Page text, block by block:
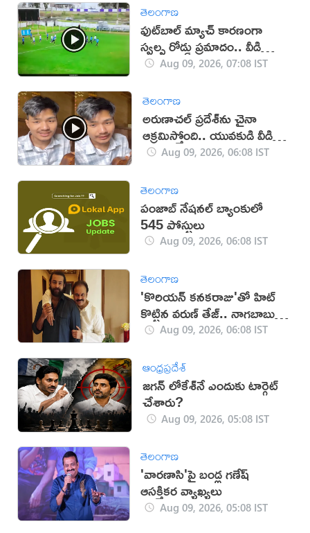
తెలంగాణ
ఫుట్‌బాల్ మ్యాచ్‌ కారణంగా
స్వల్ప రోడ్డు ప్రమాదం.. వీడియో
వైరల్!Aug 09, 2026, 07:08 IST
తెలంగాణ
అరుణాచల్‌ ప్రదేశ్‌ను చైనా
ఆక్రమిస్తోంది.. యువకుడి వీడియో
వైరల్Aug 09, 2026, 06:08 IST
తెలంగాణ
పంజాబ్ నేషనల్ బ్యాంకులో
545 పోస్టులు
Aug 09, 2026, 06:08 IST
తెలంగాణ
'కొరియన్ కనకరాజు'తో హిట్
కొట్టిన వరుణ్ తేజ్.. నాగబాబు
ఎమోషనల్ పోస్ట్
Aug 09, 2026, 06:08 IST
ఆంధ్రప్రదేశ్
జగన్ లోకేశ్‌నే ఎందుకు టార్గెట్
చేశారు?
Aug 09, 2026, 05:08 IST
తెలంగాణ
'వారణాసి'పై బండ్ల గణేష్
ఆసక్తికర వ్యాఖ్యలు
Aug 09, 2026, 05:08 IST